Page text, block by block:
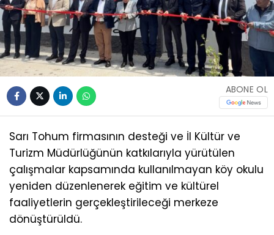
ABONE OL
Sarı Tohum firmasının desteği ve İl Kültür ve
Turizm Müdürlüğünün katkılarıyla yürütülen
çalışmalar kapsamında kullanılmayan köy okulu
yeniden düzenlenerek eğitim ve kültürel
faaliyetlerin gerçekleştirileceği merkeze
dönüştürüldü.